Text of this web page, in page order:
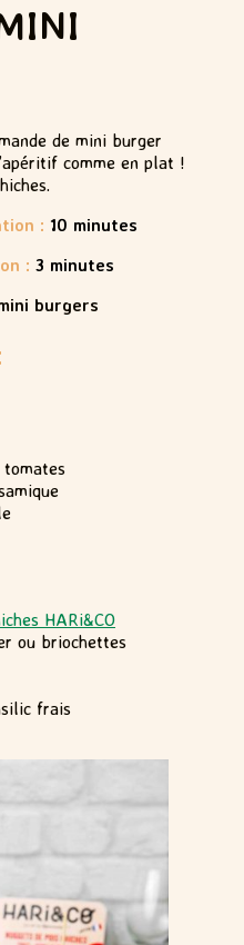
de mini burger
comme en plat !
: 10 minutes
: 3 minutes
burgers
HARi&CO
ou briochettes
frais